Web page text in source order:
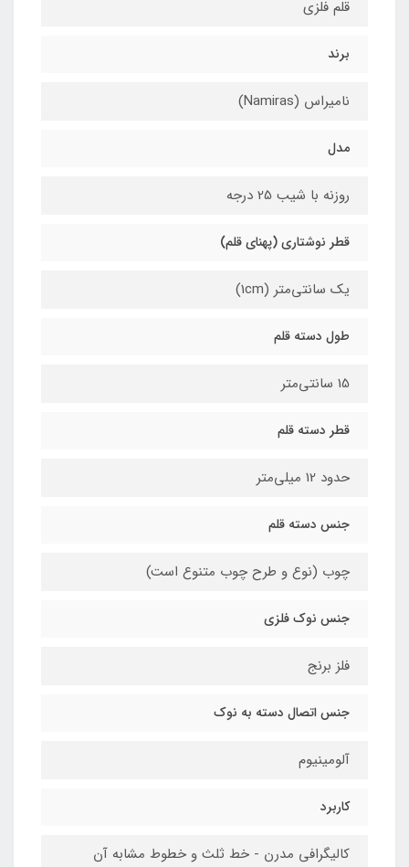
قلم فلزی
برند
نامیراس (Namiras)
مدل
روزنه با شیب 25 درجه
قطر نوشتاری (پهنای قلم)
یک سانتی‌متر (1cm)
طول دسته قلم
15 سانتی‌متر
قطر دسته قلم
حدود 12 میلی‌متر
جنس دسته قلم
چوب (نوع و طرح چوب متنوع است)
جنس نوک فلزی
فلز برنج
جنس اتصال دسته به نوک
آلومینیوم
کاربرد
کالیگرافی مدرن - خط ثلث و خطوط مشابه آن